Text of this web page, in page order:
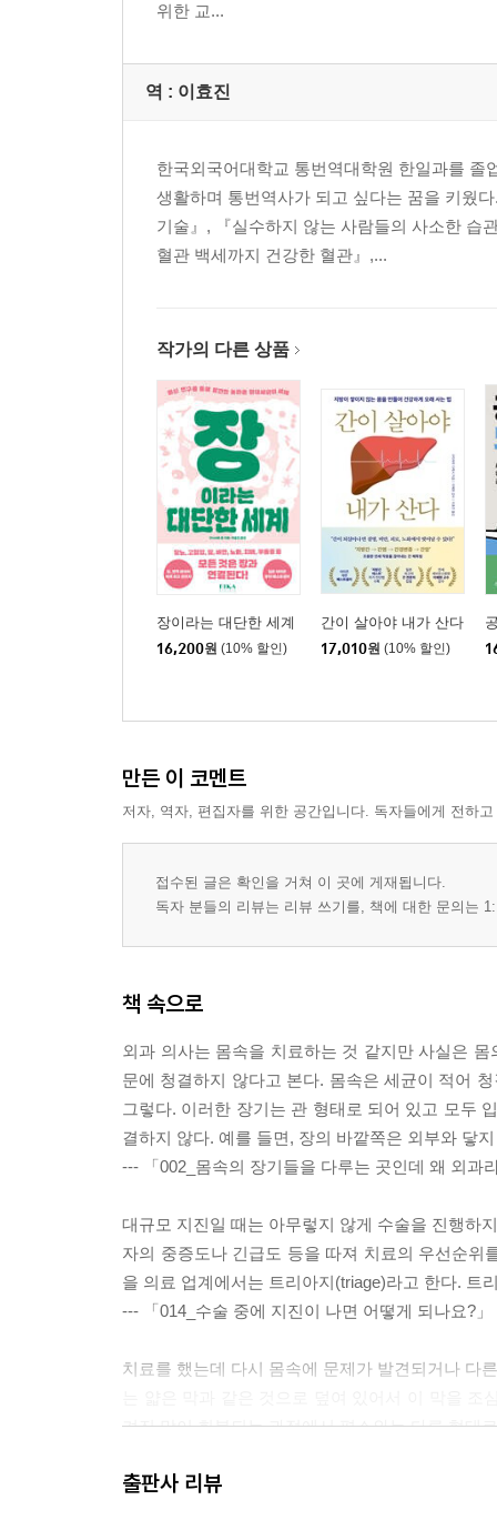
위한 교...
역 : 이효진
한국외국어대학교 통번역대학원 한일과를 졸
생활하며 통번역사가 되고 싶다는 꿈을 키웠
기술』, 『실수하지 않는 사람들의 사소한 습
혈관 백세까지 건강한 혈관』,...
작가의 다른 상품
장이라는 대단한 세계
16,200원 (10% 할인)
간이 살아야 내가 산다
17,010원 (10% 할인)
만든 이 코멘트
저자, 역자, 편집자를 위한 공간입니다. 독자들에게 전하
접수된 글은 확인을 거쳐 이 곳에 게재됩니다.
독자 분들의 리뷰는 리뷰 쓰기를, 책에 대한 문의는
책 속으로
외과 의사는 몸속을 치료하는 것 같지만 사실은
문에 청결하지 않다고 본다. 몸속은 세균이 적어
그렇다. 이러한 장기는 관 형태로 되어 있고 모두
결하지 않다. 예를 들면, 장의 바깥쪽은 외부와 닿
--- 「002_몸속의 장기들을 다루는 곳인데 왜 외과
대규모 지진일 때는 아무렇지 않게 수술을 진행하
자의 중증도나 긴급도 등을 따져 치료의 우선순
을 의료 업계에서는 트리아지(triage)라고 한다. 트
--- 「014_수술 중에 지진이 나면 어떻게 되나요?」
치료를 했는데 다시 몸속에 문제가 발견되거나 다
겨진 막이 회복되는 과정에서 평소와는 다른 형태
출판사 리뷰